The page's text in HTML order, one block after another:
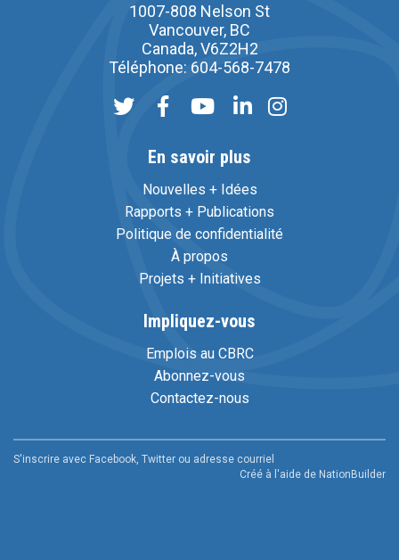
1007-808 Nelson St
Vancouver, BC
Canada, V6Z2H2
Téléphone: 604-568-7478
En savoir plus
Nouvelles + Idées
Rapports + Publications
Politique de confidentialité
À propos
Projets + Initiatives
Impliquez-vous
Emplois au CBRC
Abonnez-vous
Contactez-nous
S'inscrire avec Facebook, Twitter ou adresse courriel
Créé à l'aide de NationBuilder